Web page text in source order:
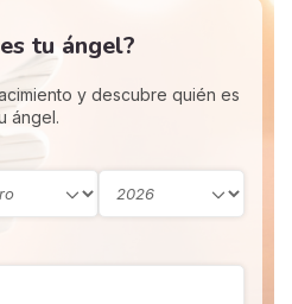
tu ángel?
y descubre quién es
ángel.